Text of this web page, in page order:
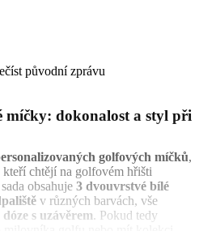
původní zprávu
míčky: dokonalost a styl při
golfových míčků,
chtějí na golfovém hřišti
obsahuje 3 dvouvrstvé bílé
v různých barvách, vše
s uzávěrem. Pokud tedy